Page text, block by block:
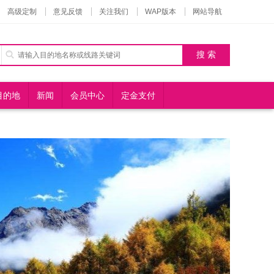
高级定制 意见反馈 关注我们 WAP版本 网站导航
的地 新闻 会员中心 定金支付